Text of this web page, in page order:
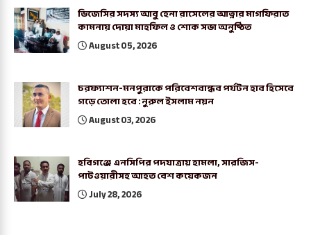
ডিজেসির সদস্য আবু হেনা রাসেলের আত্নার মাগফিরাত
কামনায় দোয়া মাহফিল ও শোক সভা অনুষ্ঠিত
August 05, 2026
চরফ্যাশন-মনপুরাকে পরিবেশবান্ধব পর্যটন হাব হিসেবে
গড়ে তোলা হবে : নুরুল ইসলাম নয়ন
August 03, 2026
হবিগঞ্জে এনসিপির পদযাত্রায় হামলা, সারজিস-
পাটওয়ারীসহ আহত বেশ কয়েকজন
July 28, 2026